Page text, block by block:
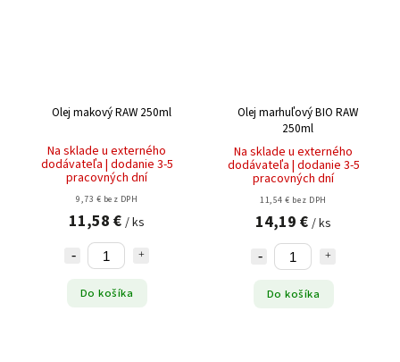
Olej makový RAW 250ml
Na sklade u externého
dodávateľa | dodanie 3-5
pracovných dní
9,73 € bez DPH
11,58 € / ks
Do košíka
Olej marhuľový BIO RAW
250ml
Na sklade u externého
dodávateľa | dodanie 3-5
pracovných dní
11,54 € bez DPH
14,19 € / ks
Do košíka